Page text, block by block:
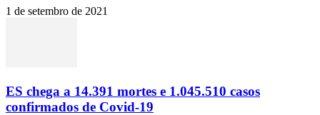
1 de setembro de 2021
ES chega a 14.391 mortes e 1.045.510 casos
confirmados de Covid-19